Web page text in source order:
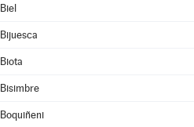
Biel
Bijuesca
Biota
Bisimbre
Boquiñeni